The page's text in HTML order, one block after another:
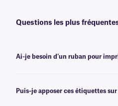
Questions les plus
Ai-je besoin d'un ruban pour
NitroTAG doivent être imprimées
Puis-je apposer ces étiquettes